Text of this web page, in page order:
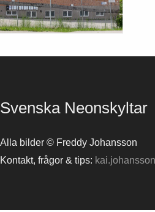
Svenska Neonskyltar
Alla bilder © Freddy Johansson
Kontakt, frågor & tips: